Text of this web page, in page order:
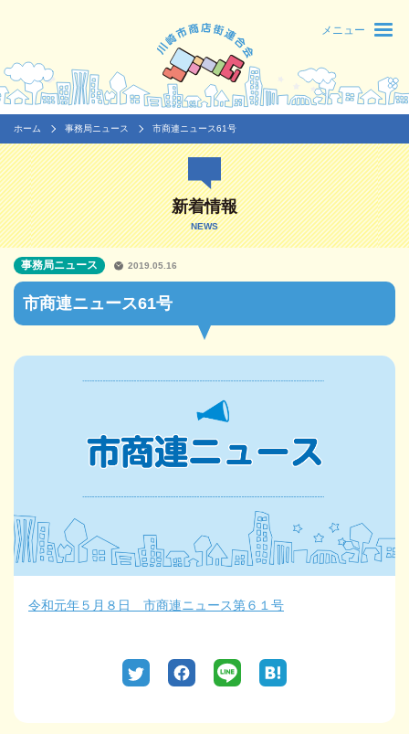
メニュー
ホーム 事務局ニュース 市商連ニュース61号
新着情報
NEWS
市商連ニュース61号
事務局ニュース 2019.05.16
令和元年５月８日 市商連ニュース第６１号